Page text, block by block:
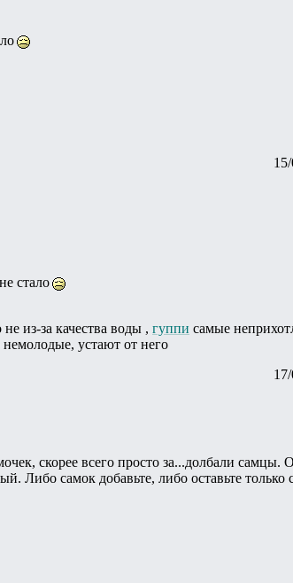
стало
из-за качества воды , гуппи самые
немолодые, устают от него
скорее всего просто за...долбали самцы.
Либо самок добавьте, либо оставьте